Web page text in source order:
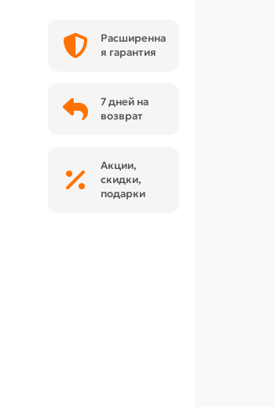
Расширенна
я гарантия
7 дней на
возврат
Акции,
скидки,
подарки